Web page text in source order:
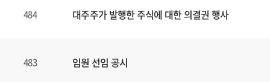
484 대주주가 발행한 주식에 대한 의결권 행사
483 임원 선임 공시